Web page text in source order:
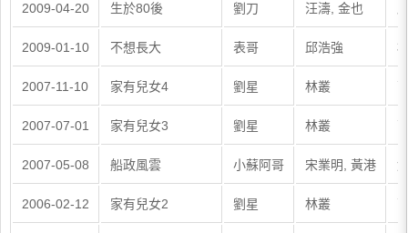
2009-04-20 生於80後 劉刀 汪濤, 金也
2009-01-10 不想長大 表哥 邱浩強
2007-11-10 家有兒女4 劉星 林叢
2007-07-01 家有兒女3 劉星 林叢
2007-05-08 船政風雲 小蘇阿哥 宋業明, 黃港
2006-02-12 家有兒女2 劉星 林叢